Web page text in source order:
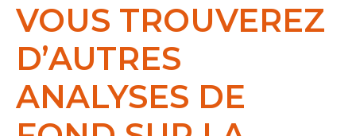
VOUS TROUVEREZ
D’AUTRES
ANALYSES DE